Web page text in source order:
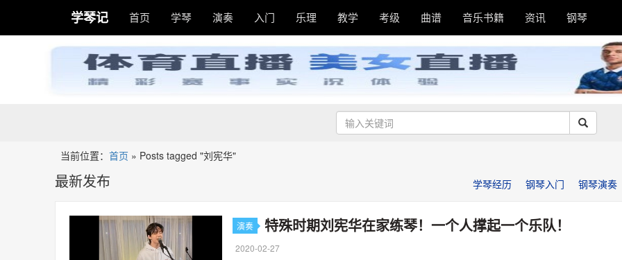
学琴记 首页 学琴 演奏 入门 乐理 教学 考级 曲谱 音乐书籍 资讯 钢琴
当前位置： 首页 » Posts tagged "刘宪华"
最新发布 学琴经历 钢琴入门 钢琴演奏
演奏 特殊时期刘宪华在家练琴！一个人撑起一个乐队！
2020-02-27